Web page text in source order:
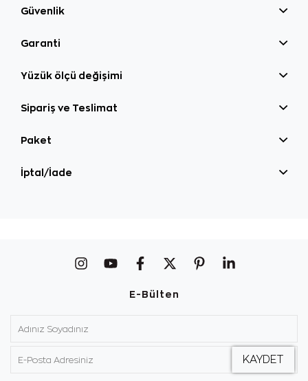
Güvenlik
Garanti
Yüzük ölçü değişimi
Sipariş ve Teslimat
Paket
İptal/İade
E-Bülten